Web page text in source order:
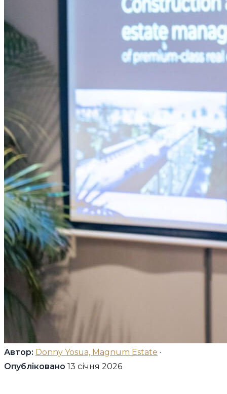
Автор: Donny Yosua, Magnum Estate ·
Опубліковано 13 січня 2026